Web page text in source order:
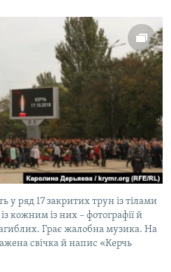
у ряд 17 закритих трун із тілами
кожним із них – фотографії й
Грає жалобна музика. На
свічка й напис «Керчь